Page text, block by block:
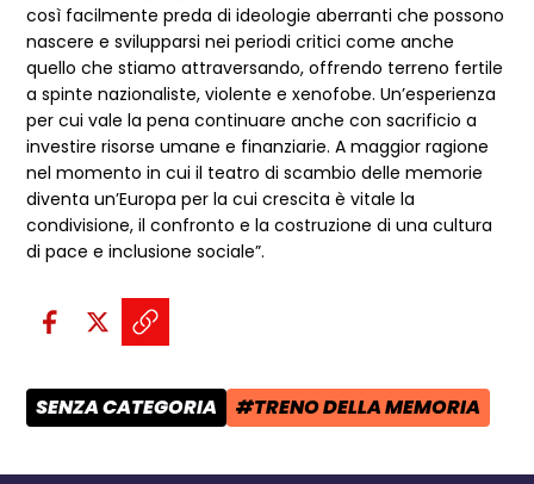
così facilmente preda di ideologie aberranti che possono
nascere e svilupparsi nei periodi critici come anche
quello che stiamo attraversando, offrendo terreno fertile
a spinte nazionaliste, violente e xenofobe. Un’esperienza
per cui vale la pena continuare anche con sacrificio a
investire risorse umane e finanziarie. A maggior ragione
nel momento in cui il teatro di scambio delle memorie
diventa un’Europa per la cui crescita è vitale la
condivisione, il confronto e la costruzione di una cultura
di pace e inclusione sociale”.
Condividi sui social:
Condividi su Facebook - apre
Condividi su X - apre una
Copia il link e condividi -
CATEGORIA POST:
SENZA CATEGORIA TAG:
#TRENO DELLA MEMORIA